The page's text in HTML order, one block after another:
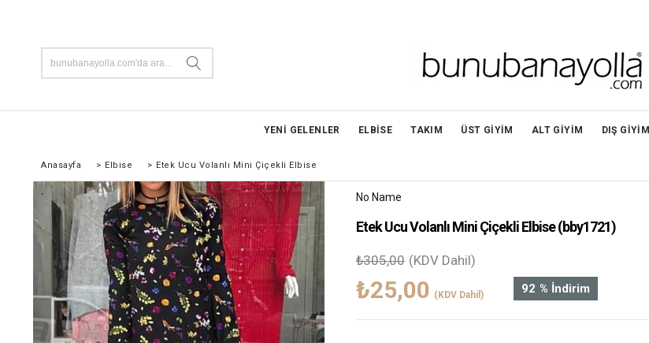
YENİ GELENLER ELBİSE TAKIM ÜST GİYİM ALT GİYİM DIŞ GİYİM
Anasayfa > Elbise > Etek Ucu Volanlı Mini Çiçekli Elbise
No Name
Etek Ucu Volanlı Mini Çiçekli Elbise(bby1721)
%
92 İndirim
₺305,00 (KDV Dahil)
₺25,00 (KDV Dahil)